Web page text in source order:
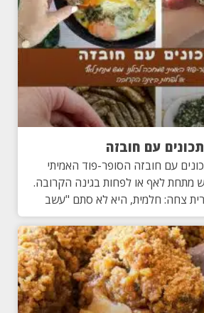
עם חובזה
עם חובזה הסופר-פוד האמיתי
מתחת לאף או לפחות בגינה הקרובה.
צחה: חלמית, היא לא סתם "עשב